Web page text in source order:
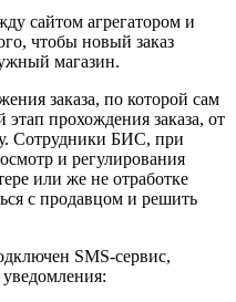
сайтом агрегатором и
чтобы новый заказ
магазин.
заказа, по которой сам
прохождения заказа, от
Сотрудники БИС, при
и регулирования
или же не отработке
с продавцом и решить
SMS-сервис,